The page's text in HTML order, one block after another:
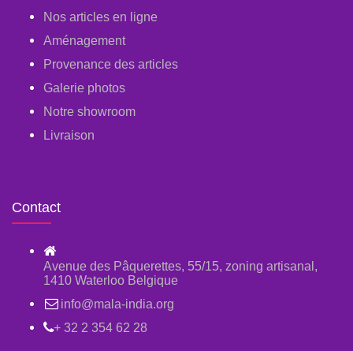
Nos articles en ligne
Aménagement
Provenance des articles
Galerie photos
Notre showroom
Livraison
Contact
Avenue des Pâquerettes, 55/15, zoning artisanal,
1410 Waterloo Belgique
info@mala-india.org
+ 32 2 354 62 28